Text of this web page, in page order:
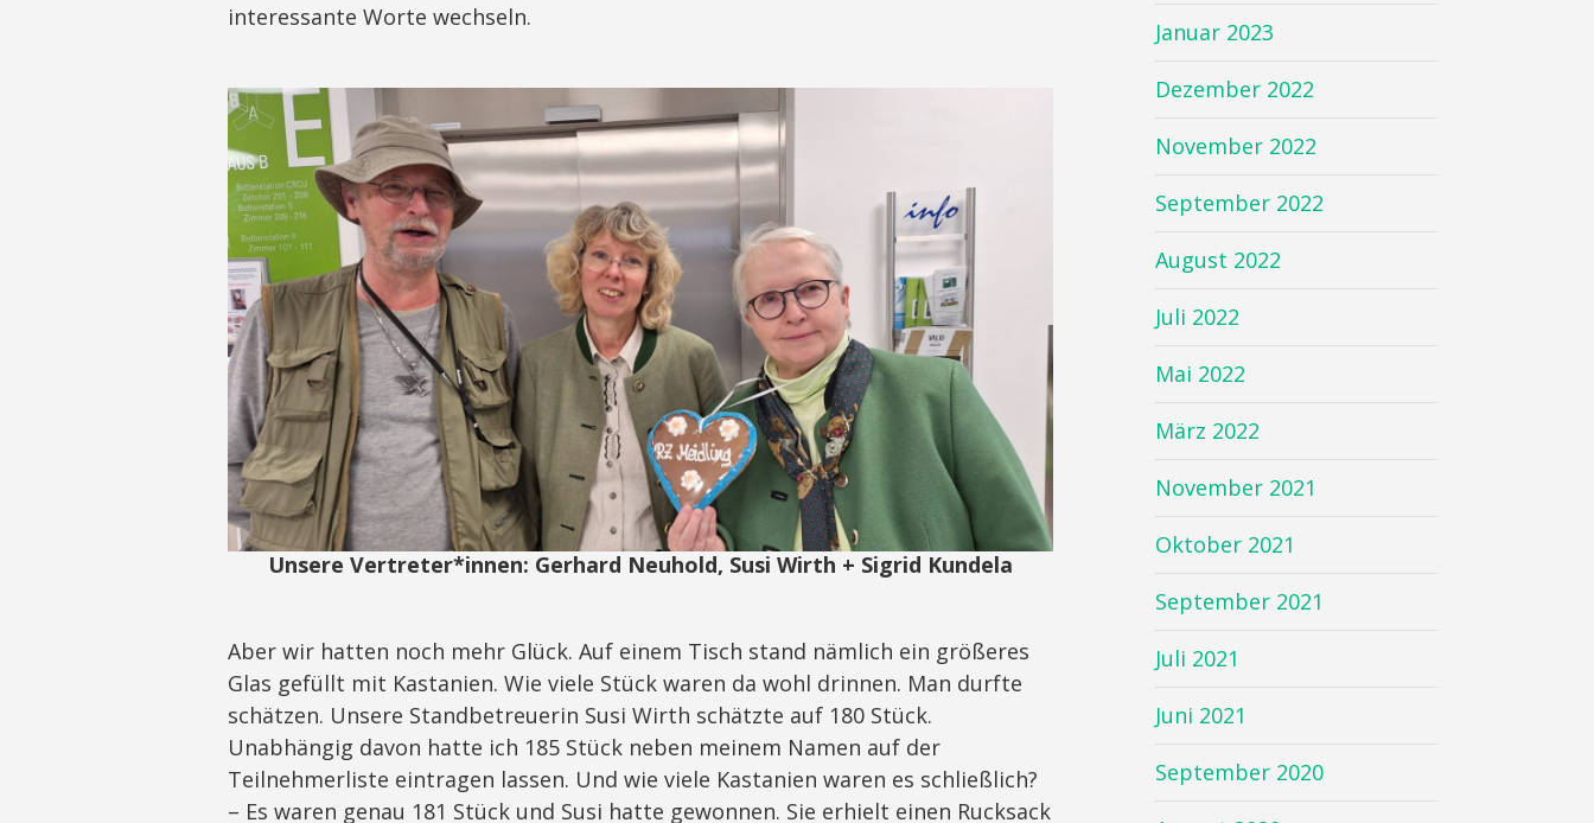
interessante Worte wechseln.
Unsere Vertreter*innen: Gerhard Neuhold, Susi Wirth + Sigrid Kundela
Aber wir hatten noch mehr Glück. Auf einem Tisch stand nämlich ein größeres
Glas gefüllt mit Kastanien. Wie viele Stück waren da wohl drinnen. Man durfte
schätzen. Unsere Standbetreuerin Susi Wirth schätzte auf 180 Stück.
Unabhängig davon hatte ich 185 Stück neben meinem Namen auf der
Teilnehmerliste eintragen lassen. Und wie viele Kastanien waren es schließlich?
– Es waren genau 181 Stück und Susi hatte gewonnen. Sie erhielt einen Rucksack
Januar 2023
Dezember 2022
November 2022
September 2022
August 2022
Juli 2022
Mai 2022
März 2022
November 2021
Oktober 2021
September 2021
Juli 2021
Juni 2021
September 2020